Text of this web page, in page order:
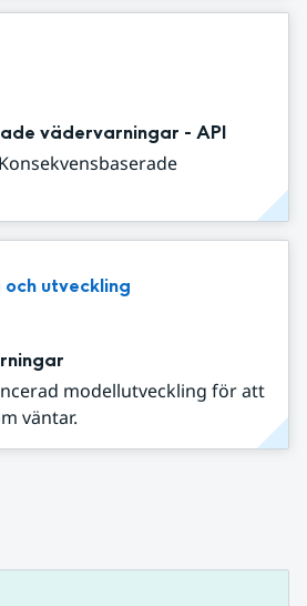
vädervarningar - API
och utveckling
modellutveckling för att
väntar.